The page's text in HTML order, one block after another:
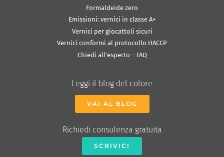
Formaldeide zero
Emissioni: vernici in classe A+
Vernici per giocattoli sicuri
Vernici conformi al protocollo HACCP
Chiedi all’esperto – FAQ
Leggi il blog del colore
VAI AL BLOG
Richiedi consulenza gratuita
SCRIVICI